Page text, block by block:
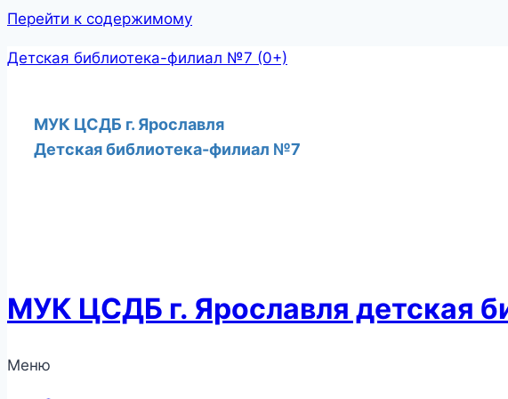
Перейти к содержимому
Детская библиотека-филиал №7 (0+)
МУК ЦСДБ г. Ярославля
Детская библиотека-филиал №7
МУК ЦСДБ г. Ярославля детская
Меню